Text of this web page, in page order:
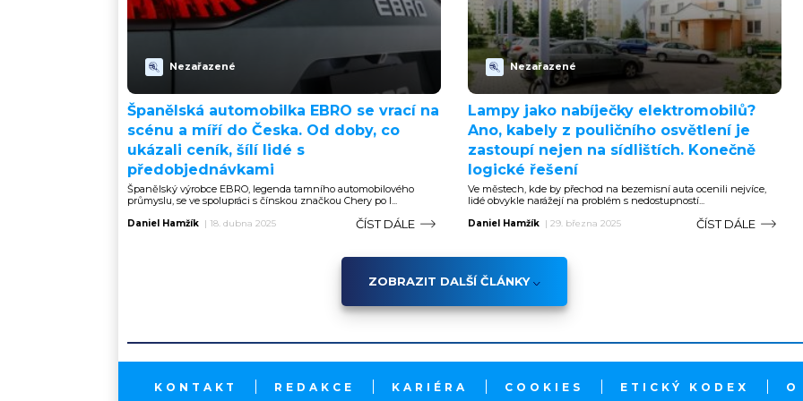
Nezařazené
Španělská automobilka EBRO se vrací na
scénu a míří do Česka. Od doby, co
ukázali ceník, šílí lidé s
předobjednávkami
Španělský výrobce EBRO, legenda tamního automobilového
průmyslu, se ve spolupráci s čínskou značkou Chery po l...
Daniel Hamžík | 18. dubna 2025 ČÍST DÁLE
Nezařazené
Lampy jako nabíječky elektromobilů?
Ano, kabely z pouličního osvětlení je
zastoupí nejen na sídlištích. Konečně
logické řešení
Ve městech, kde by přechod na bezemisní auta ocenili nejvíce,
lidé obvykle narážejí na problém s nedostupností...
Daniel Hamžík | 29. března 2025 ČÍST DÁLE
ZOBRAZIT DALŠÍ ČLÁNKY
KONTAKT REDAKCE KARIÉRA COOKIES ETICKÝ KODEX O